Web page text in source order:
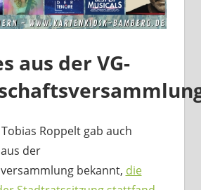
aus der VG-
Roppelt gab auch
der
bekannt, die